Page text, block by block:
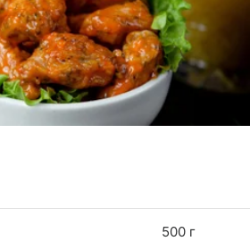
500 г